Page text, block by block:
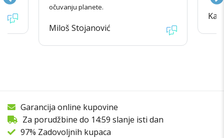
očuvanju planete.
Miloš Stojanović
Garancija online kupovine
Za porudžbine do 14:59 slanje isti dan
97% Zadovoljnih kupaca